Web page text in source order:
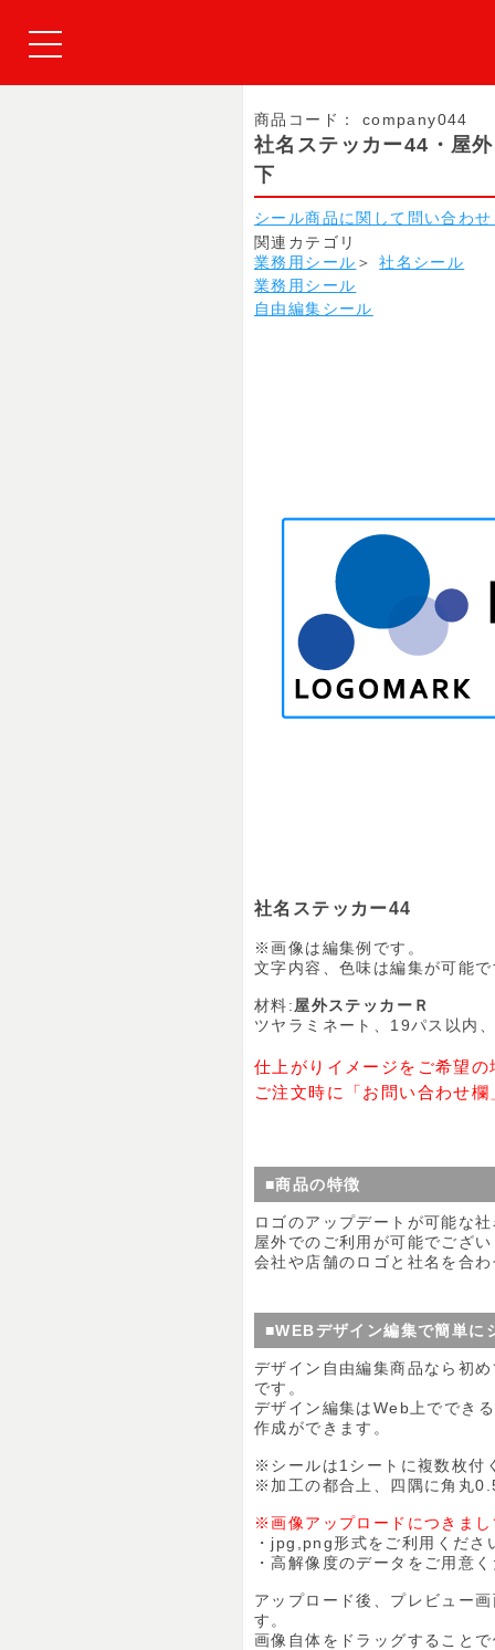
商品コード： company044
社名ステッカー44・屋
下
シール商品に関して問い合わ
関連カテゴリ
業務用シール ＞
社名シール
業務用シール
自由編集シール
社名ステッカー44
※画像は編集例です。
文字内容、色味は編集が可能
材料:屋外ステッカーＲ
ツヤラミネート、19パス以内
仕上がりイメージをご希望の
ご注文時に「お問い合わせ
■商品の特徴
ロゴのアップデートが可能な
屋外でのご利用が可能でござ
会社や店舗のロゴと社名を合
■WEBデザイン編集で簡単に
デザイン自由編集商品なら初
です。
デザイン編集はWeb上ででき
作成ができます。
※シールは1シートに複数枚付
※加工の都合上、四隅に角丸
※画像アップロードにつきまし
・jpg,png形式をご利用くださ
・高解像度のデータをご用意
アップロード後、プレビュー
す。
画像自体をドラッグすること